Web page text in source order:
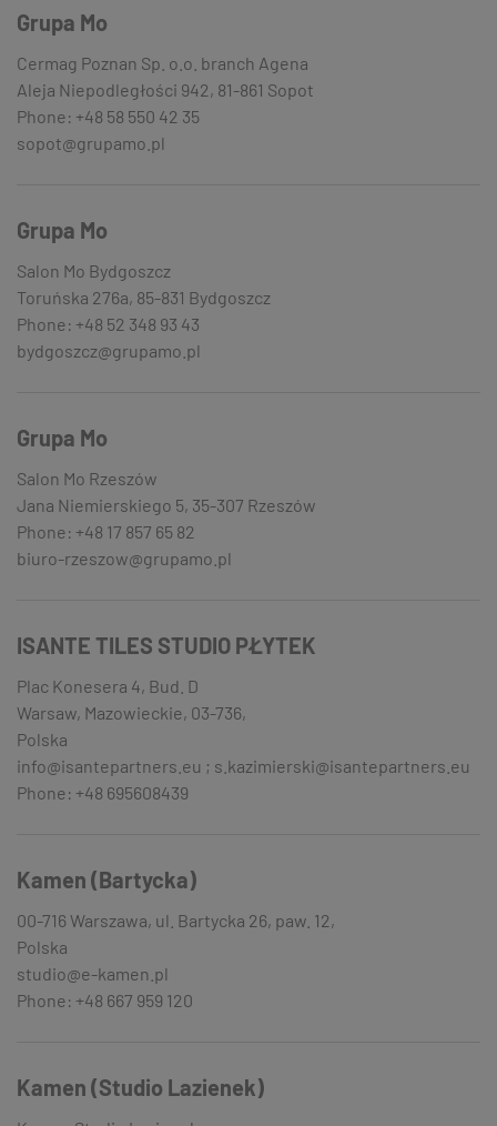
Grupa Mo
Cermag Poznan Sp. o.o. branch Agena
Aleja Niepodległości 942, 81-861 Sopot
Phone: +48 58 550 42 35
sopot@grupamo.pl
Grupa Mo
Salon Mo Bydgoszcz
Toruńska 276a, 85-831 Bydgoszcz
Phone: +48 52 348 93 43
bydgoszcz@grupamo.pl
Grupa Mo
Salon Mo Rzeszów
Jana Niemierskiego 5, 35-307 Rzeszów
Phone: +48 17 857 65 82
biuro-rzeszow@grupamo.pl
ISANTE TILES STUDIO PŁYTEK
Plac Konesera 4, Bud. D
Warsaw, Mazowieckie, 03-736,
Polska
info@isantepartners.eu ; s.kazimierski@isantepartners.eu
Phone: +48 695608439
Kamen (Bartycka)
00-716 Warszawa, ul. Bartycka 26, paw. 12,
Polska
studio@e-kamen.pl
Phone: +48 667 959 120
Kamen (Studio Lazienek)